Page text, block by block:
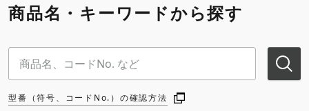
商品名・キーワードから探す
型番（符号、コードNo.）の確認方法